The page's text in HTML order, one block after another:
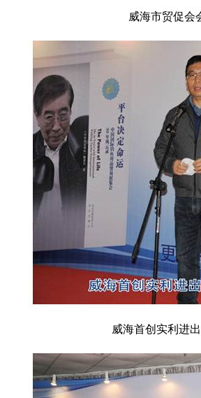
威海市贸促会
威海首创实利进